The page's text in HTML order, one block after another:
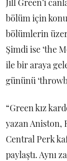
Jill Green’i
bölüm için
bölümlerin
Şimdi ise ‘the
ile bir araya
gününü
“Green kız
yazan Aniston,
Central Perk
paylaştı. Aynı